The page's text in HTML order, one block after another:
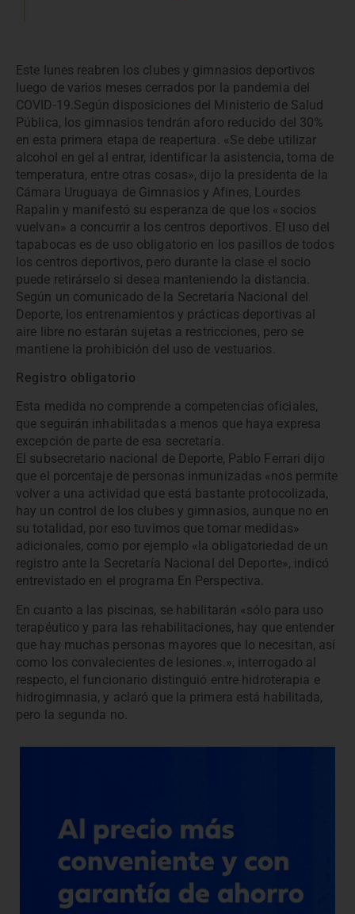
Este lunes reabren los clubes y gimnasios deportivos
luego de varios meses cerrados por la pandemia del
COVID-19.Según disposiciones del Ministerio de Salud
Pública, los gimnasios tendrán aforo reducido del 30%
en esta primera etapa de reapertura. «Se debe utilizar
alcohol en gel al entrar, identificar la asistencia, toma de
temperatura, entre otras cosas», dijo la presidenta de la
Cámara Uruguaya de Gimnasios y Afines, Lourdes
Rapalin y manifestó su esperanza de que los «socios
vuelvan» a concurrir a los centros deportivos. El uso del
tapabocas es de uso obligatorio en los pasillos de todos
los centros deportivos, pero durante la clase el socio
puede retirárselo si desea manteniendo la distancia.
Según un comunicado de la Secretaría Nacional del
Deporte, los entrenamientos y prácticas deportivas al
aire libre no estarán sujetas a restricciones, pero se
mantiene la prohibición del uso de vestuarios.
Registro obligatorio
Esta medida no comprende a competencias oficiales,
que seguirán inhabilitadas a menos que haya expresa
excepción de parte de esa secretaría.
El subsecretario nacional de Deporte, Pablo Ferrari dijo
que el porcentaje de personas inmunizadas «nos permite
volver a una actividad que está bastante protocolizada,
hay un control de los clubes y gimnasios, aunque no en
su totalidad, por eso tuvimos que tomar medidas»
adicionales, como por ejemplo «la obligatoriedad de un
registro ante la Secretaría Nacional del Deporte», indicó
entrevistado en el programa En Perspectiva.
En cuanto a las piscinas, se habilitarán «sólo para uso
terapéutico y para las rehabilitaciones, hay que entender
que hay muchas personas mayores que lo necesitan, así
como los convalecientes de lesiones.», interrogado al
respecto, el funcionario distinguió entre hidroterapia e
hidrogimnasia, y aclaró que la primera está habilitada,
pero la segunda no.